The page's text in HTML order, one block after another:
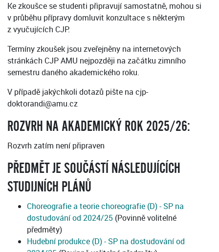
Ke zkoušce se studenti připravují samostatně, mohou si
v průběhu přípravy domluvit konzultace s některým
z vyučujících CJP.
Termíny zkoušek jsou zveřejněny na internetových
stránkách CJP AMU nejpozději na začátku zimního
semestru daného akademického roku.
V případě jakýchkoli dotazů pište na cjp-
doktorandi@amu.cz
ROZVRH NA AKADEMICKÝ ROK 2025/26:
Rozvrh zatím není připraven
PŘEDMĚT JE SOUČÁSTÍ NÁSLEDUJÍCÍCH
STUDIJNÍCH PLÁNŮ
Choreografie a teorie choreografie (D) - SP na
dostudování od 2024/25 (Povinně volitelné
předměty)
Hudební produkce (D) - SP na dostudování od